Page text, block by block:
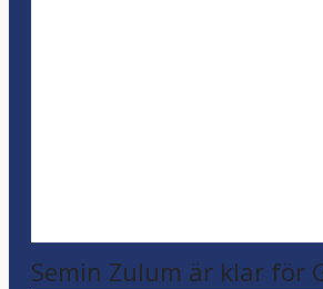
Semin Zulum är klar för